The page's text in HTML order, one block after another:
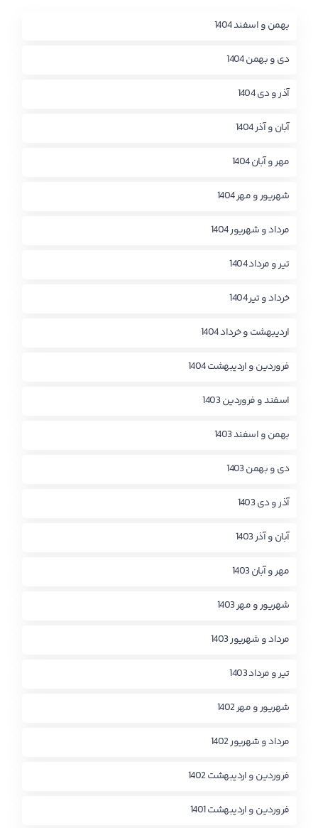
بهمن و اسفند 1404
دی و بهمن 1404
آذر و دی 1404
آبان و آذر 1404
مهر و آبان 1404
شهریور و مهر 1404
مرداد و شهریور 1404
تیر و مرداد 1404
خرداد و تیر 1404
اردیبهشت و خرداد 1404
فروردین و اردیبهشت 1404
اسفند و فروردین 1403
بهمن و اسفند 1403
دی و بهمن 1403
آذر و دی 1403
آبان و آذر 1403
مهر و آبان 1403
شهریور و مهر 1403
مرداد و شهریور 1403
تیر و مرداد 1403
شهریور و مهر 1402
مرداد و شهریور 1402
فروردین و اردیبهشت 1402
فروردین و اردیبهشت 1401